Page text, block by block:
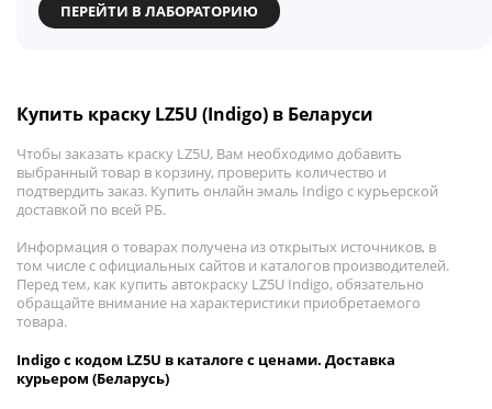
ПЕРЕЙТИ В ЛАБОРАТОРИЮ
Купить краску LZ5U (Indigo) в Беларуси
Чтобы заказать краску LZ5U, Вам необходимо добавить
выбранный товар в корзину, проверить количество и
подтвердить заказ. Купить онлайн эмаль Indigo с курьерской
доставкой по всей РБ.
Информация о товарах получена из открытых источников, в
том числе с официальных сайтов и каталогов производителей.
Перед тем, как купить автокраску LZ5U Indigo, обязательно
обращайте внимание на характеристики приобретаемого
товара.
Indigo с кодом LZ5U в каталоге с ценами. Доставка
курьером (Беларусь)